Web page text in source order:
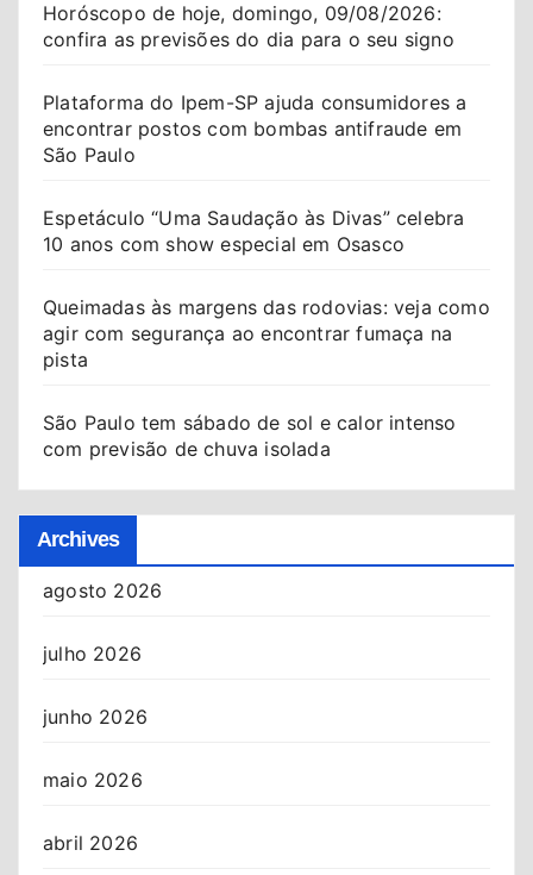
Horóscopo de hoje, domingo, 09/08/2026:
confira as previsões do dia para o seu signo
Plataforma do Ipem-SP ajuda consumidores a
encontrar postos com bombas antifraude em
São Paulo
Espetáculo “Uma Saudação às Divas” celebra
10 anos com show especial em Osasco
Queimadas às margens das rodovias: veja como
agir com segurança ao encontrar fumaça na
pista
São Paulo tem sábado de sol e calor intenso
com previsão de chuva isolada
Archives
agosto 2026
julho 2026
junho 2026
maio 2026
abril 2026